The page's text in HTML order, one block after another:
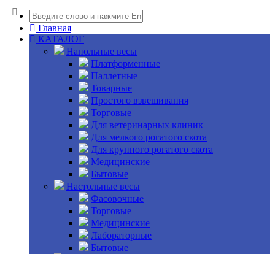
Главная
КАТАЛОГ
Напольные весы
Платформенные
Паллетные
Товарные
Простого взвешивания
Торговые
Для ветеринарных клиник
Для мелкого рогатого скота
Для крупного рогатого скота
Медицинские
Бытовые
Настольные весы
Фасовочные
Торговые
Медицинские
Лабораторные
Бытовые